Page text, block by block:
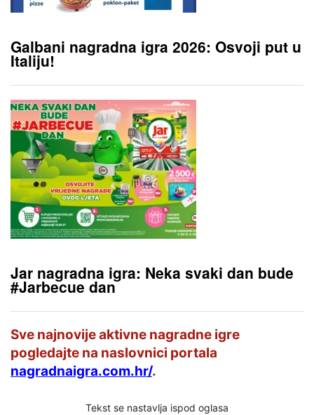
Galbani nagradna igra 2026: Osvoji put u
Italiju!
Jar nagradna igra: Neka svaki dan bude
#Jarbecue dan
Sve najnovije aktivne nagradne igre
pogledajte na naslovnici portala
nagradnaigra.com.hr/.
Tekst se nastavlja ispod oglasa